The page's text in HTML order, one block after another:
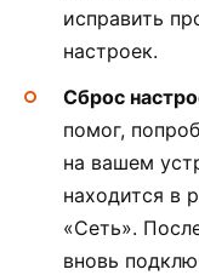
исправить
настроек.
Сброс
помог,
на вашем
находится в
«Сеть».
вновь